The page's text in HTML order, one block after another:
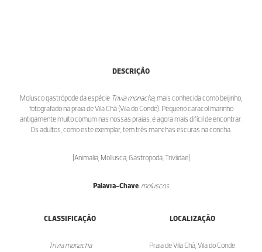
DESCRIÇÃO
Molusco gastrópode da espécie Trivia monacha, mais conhecida como beijinho,
fotografado na praia de Vila Chã (Vila do Conde). Pequeno caracol marinho
antigamente muito comum nas nossas praias, é agora mais difícil de encontrar.
Os adultos, como este exemplar, tem três manchas escuras na concha.
[Animalia; Mollusca; Gastropoda; Triviidae]
Palavra-Chave: moluscos
CLASSIFICAÇÃO
Trivia monacha
LOCALIZAÇÃO
Praia de Vila Chã, Vila do Conde